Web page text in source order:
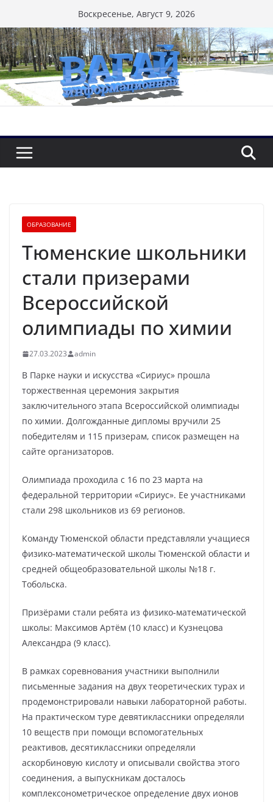
к
содержимому
Воскресенье, Август 9, 2026
ОБРАЗОВАНИЕ
Тюменские школьники
стали призерами
Всероссийской
олимпиады по химии
27.03.2023 admin
В Парке науки и искусства «Сириус» прошла
торжественная церемония закрытия
заключительного этапа Всероссийской олимпиады
по химии. Долгожданные дипломы вручили 25
победителям и 115 призерам, список размещен на
сайте организаторов.
Олимпиада проходила с 16 по 23 марта на
федеральной территории «Сириус». Ее участниками
стали 298 школьников из 69 регионов.
Команду Тюменской области представляли учащиеся
физико-математической школы Тюменской области и
средней общеобразовательной школы №18 г.
Тобольска.
Призёрами стали ребята из физико-математической
школы: Максимов Артём (10 класс) и Кузнецова
Александра (9 класс).
В рамках соревнования участники выполнили
письменные задания на двух теоретических турах и
продемонстрировали навыки лабораторной работы.
На практическом туре девятиклассники определяли
10 веществ при помощи вспомогательных
реактивов, десятиклассники определяли
аскорбиновую кислоту и описывали свойства этого
соединения, а выпускникам досталось
комплексонометрическое определение двух ионов